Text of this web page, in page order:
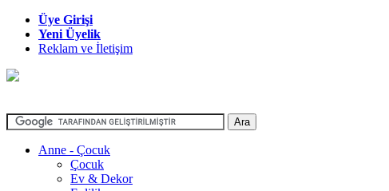
Üye Girişi
Yeni Üyelik
Reklam ve İletişim
Anne - Çocuk
Çocuk
Ev & Dekor